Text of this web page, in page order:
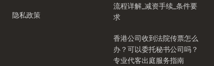
隐私政策
流程详解_减资手续_条件要
求
香港公司收到法院传票怎么
办？可以委托秘书公司吗？
专业代客出庭服务指南